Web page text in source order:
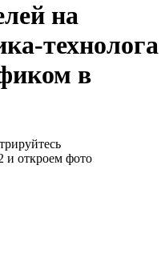
на
технолога
в
и откроем фото